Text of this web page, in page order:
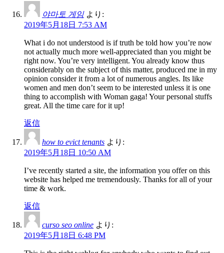
야마토 게임 より:
2019年5月18日 7:53 AM
What i do not understood is if truth be told how you’re now
not actually much more well-appreciated than you might be
right now. You’re very intelligent. You already know thus
considerably on the subject of this matter, produced me in my
opinion consider it from a lot of numerous angles. Its like
women and men don’t seem to be interested unless it is one
thing to accomplish with Woman gaga! Your personal stuffs
great. All the time care for it up!
返信
how to evict tenants より:
2019年5月18日 10:50 AM
I’ve recently started a site, the information you offer on this
website has helped me tremendously. Thanks for all of your
time & work.
返信
curso seo online より:
2019年5月18日 6:48 PM